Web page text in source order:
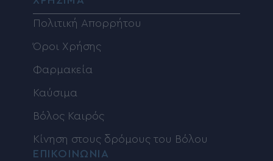
Πολιτική Απορρήτου
Όροι Χρήσης
Φαρμακεία
Καύσιμα
Βόλος Καιρός
Κίνηση στους δρόμους του Βόλου
ΕΠΙΚΟΙΝΩΝΙΑ